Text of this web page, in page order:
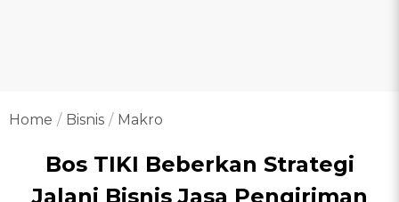
Home Bisnis Makro
Bos TIKI Beberkan Strategi
Jalani Bisnis Jasa Pengiriman